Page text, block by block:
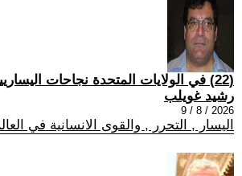
(22) في الولايات المتحدة نجاحات اليساريين تتواصل
رشيد غويلب
2026 / 8 / 9
اليسار , التحرر , والقوى الانسانية في